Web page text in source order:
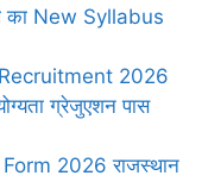
का New Syllabus
2026
ग्रेजुएशन पास
2026 राजस्थान